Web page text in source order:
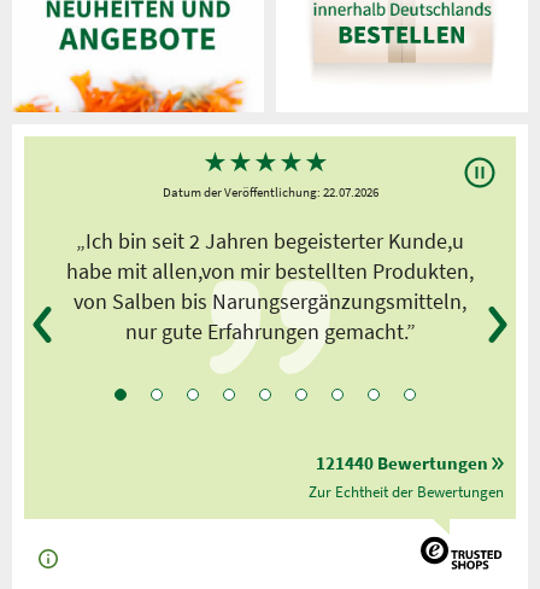
★★★★★
Datum der Veröffentlichung: 22.07.2026
„Ich bin seit 2 Jahren begeisterter Kunde,u
habe mit allen,von mir bestellten Produkten,
von Salben bis Narungsergänzungsmitteln,
nur gute Erfahrungen gemacht.”
121440 Bewertungen
Zur Echtheit der Bewertungen